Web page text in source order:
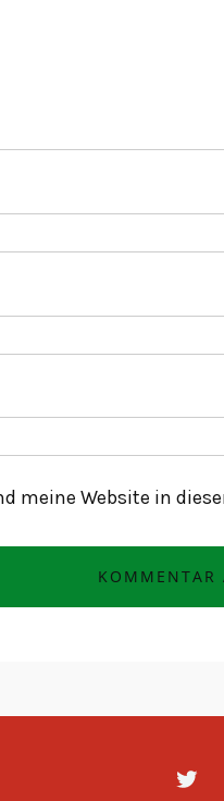
meine Website in